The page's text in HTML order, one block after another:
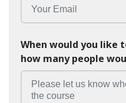
When would you like
how many people